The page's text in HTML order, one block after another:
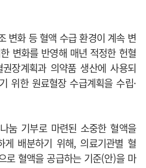
변화 등 혈액 수급 환경이 계속 변
변화를 반영해 매년 적정한 헌혈
장계획과 의약품 생산에 사용되
위한 원료혈장 수급계획을 수립·
눔 기부로 마련된 소중한 혈액을
게 배분하기 위해, 의료기관별 혈
로 혈액을 공급하는 기준(안)을 마